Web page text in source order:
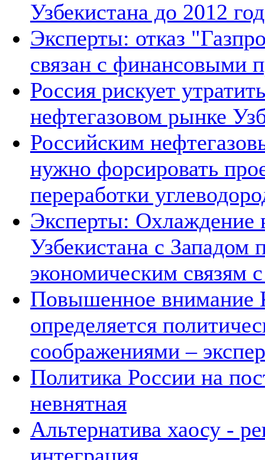
Узбекистана до 2012
Эксперты: отказ
связан с финансовыми
Россия рискует
нефтегазовом рынке
Российским
нужно форсировать
переработки
Эксперты: Охлаждение
Узбекистана с
экономическим связям
Повышенное внимание
определяется
соображениями –
Политика России на
невнятная
Альтернатива хаосу -